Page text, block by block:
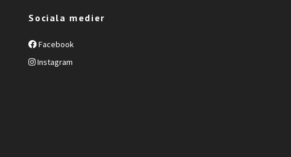
Sociala medier
Facebook
Instagram